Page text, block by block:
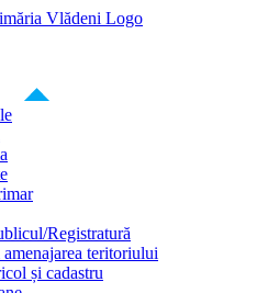
Registratură
teritoriului
și cadastru